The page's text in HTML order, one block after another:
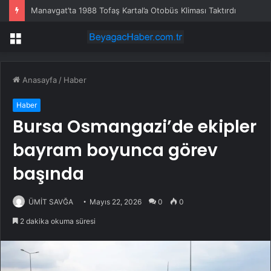
Manavgat’ta 1988 Tofaş Kartal’a Otobüs Kliması Taktırdı
Menü
Anasayfa / Haber
Haber
Bursa Osmangazi’de ekipler
bayram boyunca görev
başında
ÜMİT SAVĞA Mayıs 22, 2026 0 0
2 dakika okuma süresi